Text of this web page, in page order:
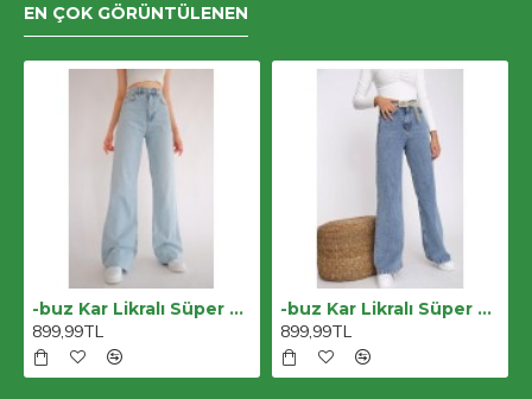
EN ÇOK GÖRÜNTÜLENEN
-buz Kar Likralı Süper Yüksek Bel Salaş Jeans Palazzo Pantolon. (süper Yüksek) Wide Leg
899,99TL
-buz Kar Likralı Süper Yüksek Bel Salaş Jeans Palazzo Pantolon. (süper Yüksek) Wide Leg
899,99TL